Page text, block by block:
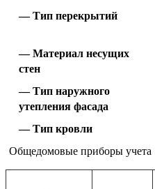
Тип перекрытий
Материал несущих
стен
Тип наружного
утепления фасада
Тип кровли
Общедомовые приборы учета